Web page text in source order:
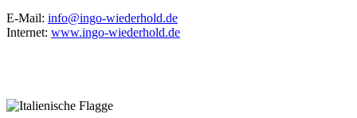
E-Mail: info@ingo-wiederhold.de
Internet: www.ingo-wiederhold.de